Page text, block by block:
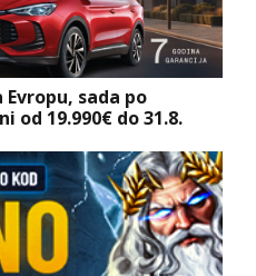
sada po
od 19.990€ do 31.8.